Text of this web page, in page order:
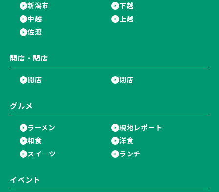
新潟市
下越
中越
上越
佐渡
開店・閉店
開店 閉店
グルメ
ラーメン
現地レポート
和食
洋食
スイーツ
ランチ
イベント